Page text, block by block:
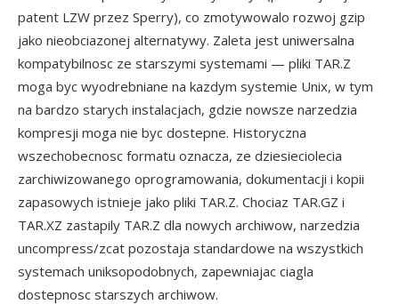
patent LZW przez Sperry), co zmotywowalo rozwoj gzip
jako nieobciazonej alternatywy. Zaleta jest uniwersalna
kompatybilnosc ze starszymi systemami — pliki TAR.Z
moga byc wyodrebniane na kazdym systemie Unix, w tym
na bardzo starych instalacjach, gdzie nowsze narzedzia
kompresji moga nie byc dostepne. Historyczna
wszechobecnosc formatu oznacza, ze dziesieciolecia
zarchiwizowanego oprogramowania, dokumentacji i kopii
zapasowych istnieje jako pliki TAR.Z. Chociaz TAR.GZ i
TAR.XZ zastapily TAR.Z dla nowych archiwow, narzedzia
uncompress/zcat pozostaja standardowe na wszystkich
systemach uniksopodobnych, zapewniajac ciagla
dostepnosc starszych archiwow.